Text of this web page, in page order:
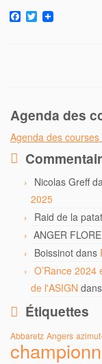
F
a
T
w
Agenda des
Agenda des
Nicolas Greff
2025
Raid de la
ANGER
Boissinot dans
O’Rance
de l'ASIGN dans
Étiquettes
Abbaretz Angers